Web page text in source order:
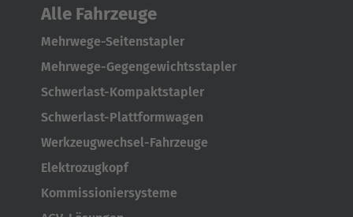
AMERICA
Brasil
Português
United States
English
ASIA/PACIFIC
Alle Fahrzeuge
Mehrwege-Seitenstapler
Mehrwege-Gegengewichtsstapler
Schwerlast-Kompaktstapler
Schwerlast-Plattformwagen
Werkzeugwechsel-Fahrzeuge
Elektrozugkopf
Kommissioniersysteme